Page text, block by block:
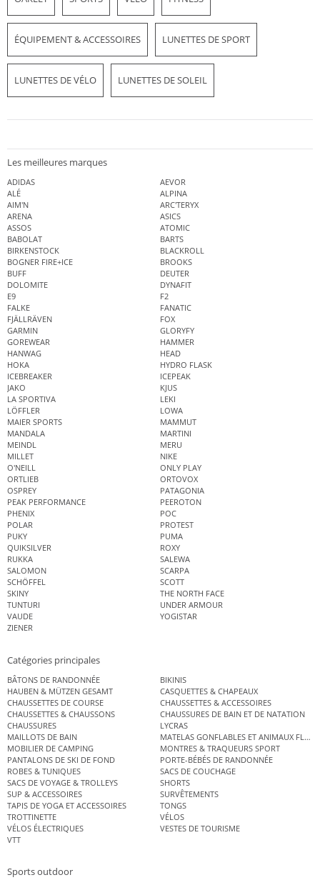
ÉQUIPEMENT & ACCESSOIRES LUNETTES DE SPORT
LUNETTES DE VÉLO LUNETTES DE SOLEIL
Les meilleures marques
ADIDAS
AEVOR
ALÉ
ALPINA
AIM'N
ARC'TERYX
ARENA
ASICS
ASSOS
ATOMIC
BABOLAT
BARTS
BIRKENSTOCK
BLACKROLL
BOGNER FIRE+ICE
BROOKS
BUFF
DEUTER
DOLOMITE
DYNAFIT
E9
F2
FALKE
FANATIC
FJÄLLRÄVEN
FOX
GARMIN
GLORYFY
GOREWEAR
HAMMER
HANWAG
HEAD
HOKA
HYDRO FLASK
ICEBREAKER
ICEPEAK
JAKO
KJUS
LA SPORTIVA
LEKI
LÖFFLER
LOWA
MAIER SPORTS
MAMMUT
MANDALA
MARTINI
MEINDL
MERU
MILLET
NIKE
O'NEILL
ONLY PLAY
ORTLIEB
ORTOVOX
OSPREY
PATAGONIA
PEAK PERFORMANCE
PEEROTON
PHENIX
POC
POLAR
PROTEST
PUKY
PUMA
QUIKSILVER
ROXY
RUKKA
SALEWA
SALOMON
SCARPA
SCHÖFFEL
SCOTT
SKINY
THE NORTH FACE
TUNTURI
UNDER ARMOUR
VAUDE
YOGISTAR
ZIENER
Catégories principales
BÂTONS DE RANDONNÉE
BIKINIS
HAUBEN & MÜTZEN GESAMT
CASQUETTES & CHAPEAUX
CHAUSSETTES DE COURSE
CHAUSSETTES & ACCESSOIRES
CHAUSSETTES & CHAUSSONS
CHAUSSURES DE BAIN ET DE NATATION
CHAUSSURES
LYCRAS
MAILLOTS DE BAIN
MATELAS GONFLABLES ET ANIMAUX
MOBILIER DE CAMPING
MONTRES & TRAQUEURS SPORT
PANTALONS DE SKI DE FOND
PORTE-BÉBÉS DE RANDONNÉE
ROBES & TUNIQUES
SACS DE COUCHAGE
SACS DE VOYAGE & TROLLEYS
SHORTS
SUP & ACCESSOIRES
SURVÊTEMENTS
TAPIS DE YOGA ET ACCESSOIRES
TONGS
TROTTINETTE
VÉLOS
VÉLOS ÉLECTRIQUES
VESTES DE TOURISME
VTT
Sports outdoor